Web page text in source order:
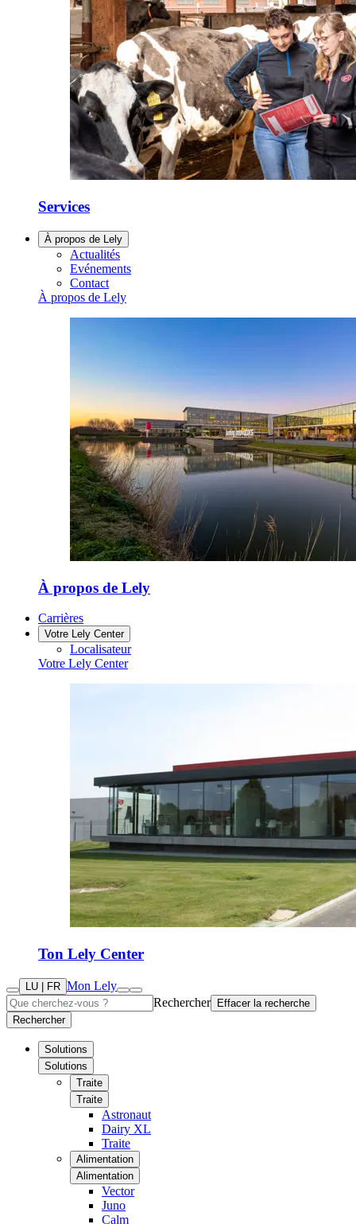
Services
À propos de Lely
Actualités
Evénements
Contact
À propos de Lely
À propos de Lely
Carrières
Votre Lely Center
Localisateur
Votre Lely Center
Ton Lely Center
LU | FR Mon Lely
Rechercher
Effacer la recherche
Rechercher
Solutions
Solutions
Traite
Traite
Astronaut
Dairy XL
Traite
Alimentation
Alimentation
Vector
Juno
Calm